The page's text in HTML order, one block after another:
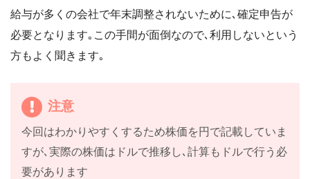
給与が多くの会社で年末調整されないために､確定申告が
必要となります｡この手間が面倒なので､利用しないという
方もよく聞きます｡
注意
今回はわかりやすくするため株価を円で記載していま
すが､実際の株価はドルで推移し､計算もドルで行う必
要があります